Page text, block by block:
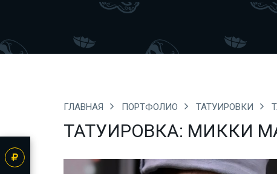
ГЛАВНАЯ ПОРТФОЛИО ТАТУИРОВКИ
ТАТУИРОВКА: МИККИ